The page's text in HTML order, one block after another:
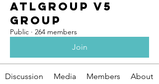
ATLGroup v5
Group
Public · 264 members
Join
Discussion Media Members About